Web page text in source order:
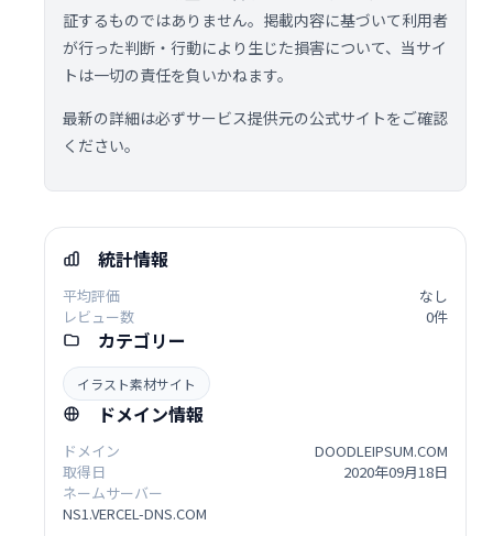
証するものではありません。掲載内容に基づいて利用者
が行った判断・行動により生じた損害について、当サイ
トは一切の責任を負いかねます。
最新の詳細は必ずサービス提供元の公式サイトをご確認
ください。
統計情報
平均評価
なし
レビュー数
0件
カテゴリー
イラスト素材サイト
ドメイン情報
ドメイン
DOODLEIPSUM.COM
取得日
2020年09月18日
ネームサーバー
NS1.VERCEL-DNS.COM